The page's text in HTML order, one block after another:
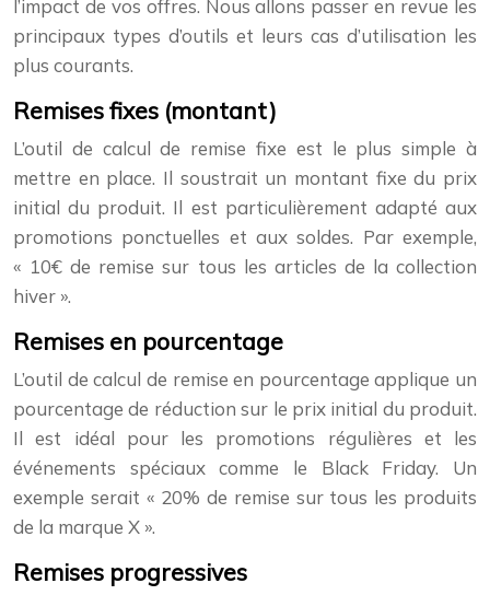
l’impact de vos offres. Nous allons passer en revue les
principaux types d’outils et leurs cas d’utilisation les
plus courants.
Remises fixes (montant)
L’outil de calcul de remise fixe est le plus simple à
mettre en place. Il soustrait un montant fixe du prix
initial du produit. Il est particulièrement adapté aux
promotions ponctuelles et aux soldes. Par exemple,
« 10€ de remise sur tous les articles de la collection
hiver ».
Remises en pourcentage
L’outil de calcul de remise en pourcentage applique un
pourcentage de réduction sur le prix initial du produit.
Il est idéal pour les promotions régulières et les
événements spéciaux comme le Black Friday. Un
exemple serait « 20% de remise sur tous les produits
de la marque X ».
Remises progressives